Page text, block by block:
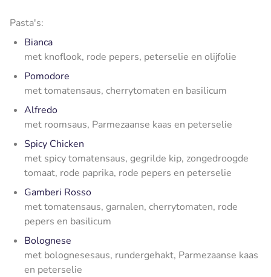
Pasta's:
Bianca
met knoflook, rode pepers, peterselie en olijfolie
Pomodore
met tomatensaus, cherrytomaten en basilicum
Alfredo
met roomsaus, Parmezaanse kaas en peterselie
Spicy Chicken
met spicy tomatensaus, gegrilde kip, zongedroogde
tomaat, rode paprika, rode pepers en peterselie
Gamberi Rosso
met tomatensaus, garnalen, cherrytomaten, rode
pepers en basilicum
Bolognese
met bolognesesaus, rundergehakt, Parmezaanse kaas
en peterselie